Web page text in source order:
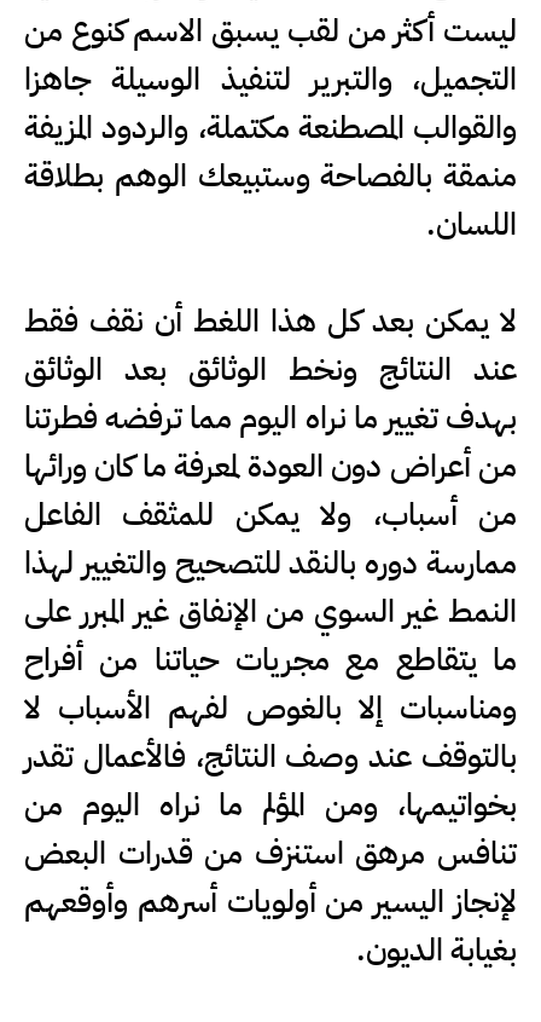
ليست أكثر من لقب يسبق الاسم كنوع من
التجميل، والتبرير لتنفيذ الوسيلة جاهزا
والقوالب المصطنعة مكتملة، والردود المزيفة
منمقة بالفصاحة وستبيعك الوهم بطلاقة
اللسان.
لا يمكن بعد كل هذا اللغط أن نقف فقط
عند النتائج ونخط الوثائق بعد الوثائق
بهدف تغيير ما نراه اليوم مما ترفضه فطرتنا
من أعراض دون العودة لمعرفة ما كان ورائها
من أسباب، ولا يمكن للمثقف الفاعل
ممارسة دوره بالنقد للتصحيح والتغيير لهذا
النمط غير السوي من الإنفاق غير المبرر على
ما يتقاطع مع مجريات حياتنا من أفراح
ومناسبات إلا بالغوص لفهم الأسباب لا
بالتوقف عند وصف النتائج، فالأعمال تقدر
بخواتيمها، ومن المؤلم ما نراه اليوم من
تنافس مرهق استنزف من قدرات البعض
لإنجاز اليسير من أولويات أسرهم وأوقعهم
بغيابة الديون.